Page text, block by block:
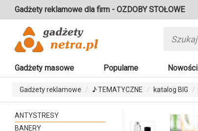
Gadżety reklamowe dla firm - OZDOBY STOŁOWE
Gadżety masowe Popularne Nowości
Gadżety reklamowe ♪ TEMATYCZNE katalog BIG
ANTYSTRESY
BANERY